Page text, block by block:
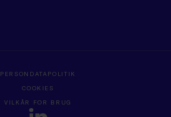
PERSONDATAPOLITIK
COOKIES
VILKÅR FOR BRUG